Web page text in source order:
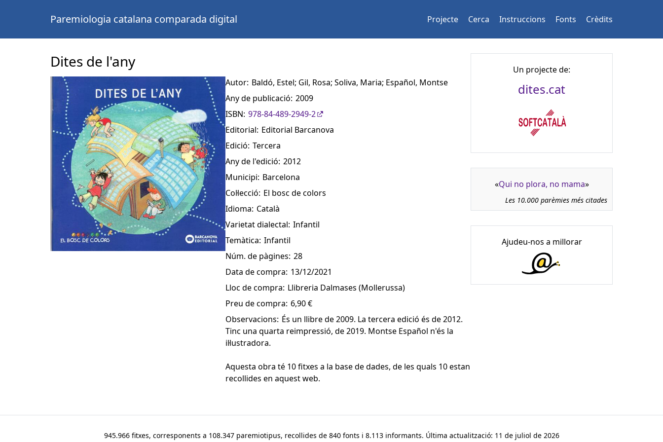
Paremiologia catalana comparada digital Projecte Cerca Instruccions Fonts Crèdits
Dites de l'any
Autor: Baldó, Estel; Gil, Rosa; Soliva, Maria; Español, Montse
Any de publicació: 2009
ISBN: 978-84-489-2949-2
Editorial: Editorial Barcanova
Edició: Tercera
Any de l'edició: 2012
Municipi: Barcelona
Col·lecció: El bosc de colors
Idioma: Català
Varietat dialectal: Infantil
Temàtica: Infantil
Núm. de pàgines: 28
Data de compra: 13/12/2021
Lloc de compra: Llibreria Dalmases (Mollerussa)
Preu de compra: 6,90 €
Observacions: És un llibre de 2009. La tercera edició és de 2012.
Tinc una quarta reimpressió, de 2019. Montse Español n'és la
il·lustradora.
Aquesta obra té 10 fitxes a la base de dades, de les quals 10 estan
recollides en aquest web.
Un projecte de:
dites.cat
«Qui no plora, no mama»
Les 10.000 parèmies més citades
Ajudeu-nos a millorar
945.966 fitxes, corresponents a 108.347 paremiotipus, recollides de 840 fonts i 8.113 informants. Última actualització: 11 de juliol de 2026